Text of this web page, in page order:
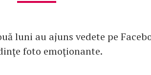
luni au ajuns vedete pe
foto emoţionante.